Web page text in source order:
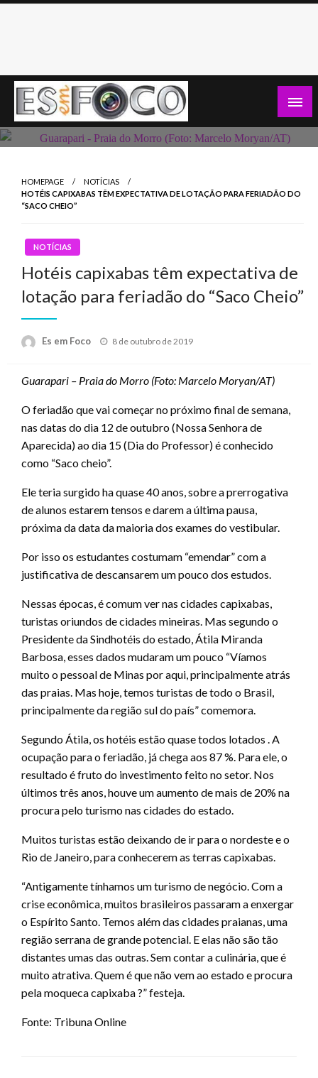
Skip
Es Em Foco
HOMEPAGE
NOTÍCIAS
HOTÉIS CAPIXABAS TÊM EXPECTATIVA DE LOTAÇÃO PARA FERIADÃO DO
“SACO CHEIO”
NOTÍCIAS
Hotéis capixabas têm expectativa de
lotação para feriadão do “Saco Cheio”
Es em Foco
Posted
8 de outubro de 2019
Guarapari – Praia do Morro (Foto: Marcelo Moryan/AT)
O feriadão que vai começar no próximo final de semana,
nas datas do dia 12 de outubro (Nossa Senhora de
Aparecida) ao dia 15 (Dia do Professor) é conhecido
como “Saco cheio”.
Ele teria surgido ha quase 40 anos, sobre a prerrogativa
de alunos estarem tensos e darem a última pausa,
próxima da data da maioria dos exames do vestibular.
Por isso os estudantes costumam “emendar” com a
justificativa de descansarem um pouco dos estudos.
Nessas épocas, é comum ver nas cidades capixabas,
turistas oriundos de cidades mineiras. Mas segundo o
Presidente da Sindhotéis do estado, Átila Miranda
Barbosa, esses dados mudaram um pouco “Víamos
muito o pessoal de Minas por aqui, principalmente atrás
das praias. Mas hoje, temos turistas de todo o Brasil,
principalmente da região sul do país” comemora.
Segundo Átila, os hotéis estão quase todos lotados . A
ocupação para o feriadão, já chega aos 87 %. Para ele, o
resultado é fruto do investimento feito no setor. Nos
últimos três anos, houve um aumento de mais de 20% na
procura pelo turismo nas cidades do estado.
Muitos turistas estão deixando de ir para o nordeste e o
Rio de Janeiro, para conhecerem as terras capixabas.
“Antigamente tínhamos um turismo de negócio. Com a
crise econômica, muitos brasileiros passaram a enxergar
o Espírito Santo. Temos além das cidades praianas, uma
região serrana de grande potencial. E elas não são tão
distantes umas das outras. Sem contar a culinária, que é
muito atrativa. Quem é que não vem ao estado e procura
pela moqueca capixaba ?” festeja.
Fonte: Tribuna Online